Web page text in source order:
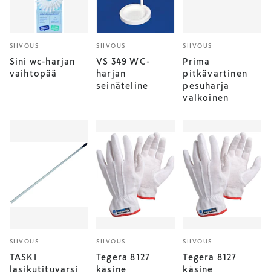
SIIVOUS
Sini wc-harjan
vaihtopää
SIIVOUS
VS 349 WC-
harjan
seinäteline
SIIVOUS
Prima
pitkävartinen
pesuharja
valkoinen
SIIVOUS
TASKI
lasikutituvarsi
SIIVOUS
Tegera 8127
käsine
SIIVOUS
Tegera 8127
käsine